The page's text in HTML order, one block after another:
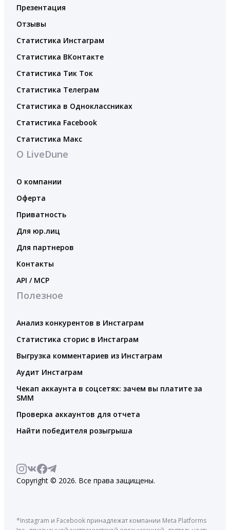
Презентация
Отзывы
Статистика Инстаграм
Статистика ВКонтакте
Статистика Тик Ток
Статистика Телеграм
Статистика в Одноклассниках
Статистика Facebook
Статистика Макс
О LiveDune
О компании
Оферта
Приватность
Для юр.лиц
Для партнеров
Контакты
API / MCP
Полезное
Анализ конкурентов в Инстаграм
Статистика сторис в Инстаграм
Выгрузка комментариев из Инстаграм
Аудит Инстаграм
Чекап аккаунта в соцсетях: зачем вы платите за
SMM
Проверка аккаунтов для отчета
Найти победителя розыгрыша
Copyright © 2026. Все права защищены.
*Instagram и Facebook принадлежат компании Meta Platforms